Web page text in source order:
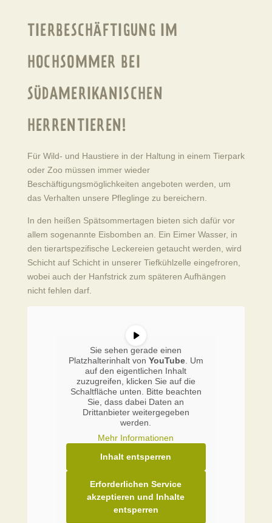
TIERBESCHÄFTIGUNG IM
HOCHSOMMER BEI
SÜDAMERIKANISCHEN
HERRENTIEREN!
Für Wild- und Haustiere in der Haltung in einem Tierpark
oder Zoo müssen immer wieder
Beschäftigungsmöglichkeiten angeboten werden, um
das Verhalten unsere Pfleglinge zu bereichern.
In den heißen Spätsommertagen bieten sich dafür vor
allem sogenannte Eisbomben an. Ein Eimer Wasser, in
den tierartspezifische Leckereien getaucht werden, wird
Schicht auf Schicht in unserer Tiefkühlzelle eingefroren,
wobei auch der Hanfstrick zum späteren Aufhängen
nicht fehlen darf.
Sie sehen gerade einen
Platzhalterinhalt von YouTube. Um
auf den eigentlichen Inhalt
zuzugreifen, klicken Sie auf die
Schaltfläche unten. Bitte beachten
Sie, dass dabei Daten an
Drittanbieter weitergegeben
werden.
Mehr Informationen
Inhalt entsperren
Erforderlichen Service
akzeptieren und Inhalte
entsperren